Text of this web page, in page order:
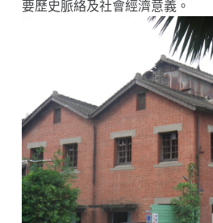
要歷史脈絡及社會經濟意義。